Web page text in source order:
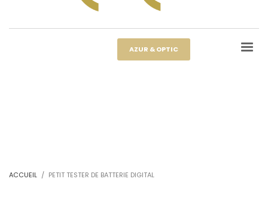
AZUR & OPTIC
ACCUEIL PETIT TESTER DE BATTERIE DIGITAL